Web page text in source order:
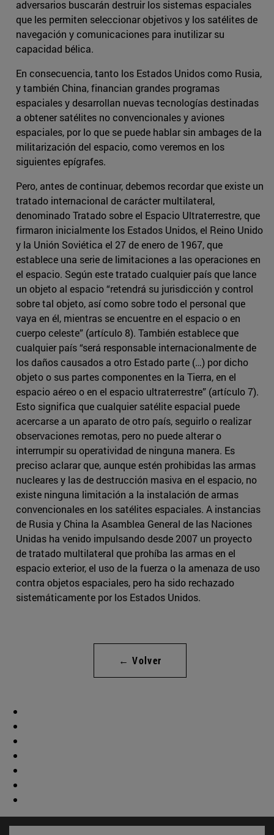
adversarios buscarán destruir los sistemas espaciales
que les permiten seleccionar objetivos y los satélites de
navegación y comunicaciones para inutilizar su
capacidad bélica.
En consecuencia, tanto los Estados Unidos como Rusia,
y también China, financian grandes programas
espaciales y desarrollan nuevas tecnologías destinadas
a obtener satélites no convencionales y aviones
espaciales, por lo que se puede hablar sin ambages de la
militarización del espacio, como veremos en los
siguientes epígrafes.
Pero, antes de continuar, debemos recordar que existe un
tratado internacional de carácter multilateral,
denominado Tratado sobre el Espacio Ultraterrestre, que
firmaron inicialmente los Estados Unidos, el Reino Unido
y la Unión Soviética el 27 de enero de 1967, que
establece una serie de limitaciones a las operaciones en
el espacio. Según este tratado cualquier país que lance
un objeto al espacio “retendrá su jurisdicción y control
sobre tal objeto, así como sobre todo el personal que
vaya en él, mientras se encuentre en el espacio o en
cuerpo celeste” (artículo 8). También establece que
cualquier país “será responsable internacionalmente de
los daños causados a otro Estado parte (…) por dicho
objeto o sus partes componentes en la Tierra, en el
espacio aéreo o en el espacio ultraterrestre” (artículo 7).
Esto significa que cualquier satélite espacial puede
acercarse a un aparato de otro país, seguirlo o realizar
observaciones remotas, pero no puede alterar o
interrumpir su operatividad de ninguna manera. Es
preciso aclarar que, aunque estén prohibidas las armas
nucleares y las de destrucción masiva en el espacio, no
existe ninguna limitación a la instalación de armas
convencionales en los satélites espaciales. A instancias
de Rusia y China la Asamblea General de las Naciones
Unidas ha venido impulsando desde 2007 un proyecto
de tratado multilateral que prohíba las armas en el
espacio exterior, el uso de la fuerza o la amenaza de uso
contra objetos espaciales, pero ha sido rechazado
sistemáticamente por los Estados Unidos.
← Volver